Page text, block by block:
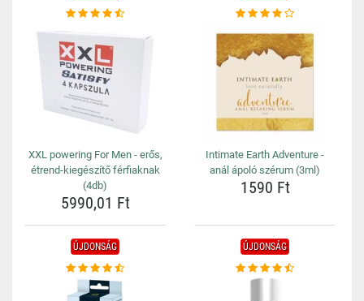
XXL powering For Men - erős,
étrend-kiegészítő férfiaknak
(4db)
5990,01 Ft
Intimate Earth Adventure -
anál ápoló szérum (3ml)
1590 Ft
ÚJDONSÁG ÚJDONSÁG